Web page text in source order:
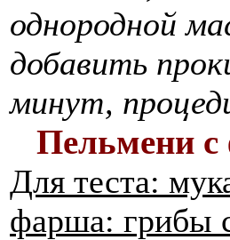
однородной
добавить
минут,
Пельмени
Для теста:
фарша: грибы